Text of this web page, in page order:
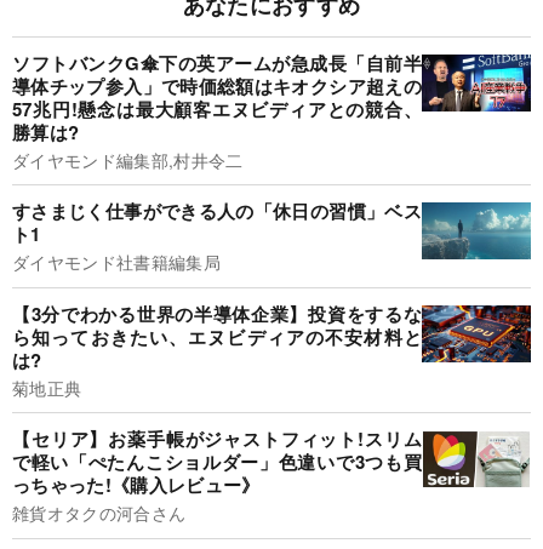
ソフトバンクG傘下の英アームが急成長「自前半
導体チップ参入」で時価総額はキオクシア超えの
57兆円!懸念は最大顧客エヌビディアとの競合、
勝算は?
ダイヤモンド編集部,村井令二
すさまじく仕事ができる人の「休日の習慣」ベス
ト1
ダイヤモンド社書籍編集局
【3分でわかる世界の半導体企業】投資をするな
ら知っておきたい、エヌビディアの不安材料と
は?
菊地正典
【セリア】お薬手帳がジャストフィット!スリム
で軽い「ぺたんこショルダー」色違いで3つも買
っちゃった!《購入レビュー》
雑貨オタクの河合さん